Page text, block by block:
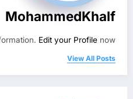
MohammedKhalf
Edit your Profile now.
View All Posts